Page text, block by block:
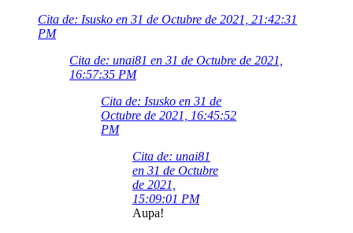
Cita de: Isusko en 31 de Octubre de 2021, 21:42:31
PM
Cita de: unai81 en 31 de Octubre de 2021,
16:57:35 PM
Cita de: Isusko en 31 de
Octubre de 2021, 16:45:52
PM
Cita de: unai81
en 31 de Octubre
de 2021,
15:09:01 PM
Aupa!